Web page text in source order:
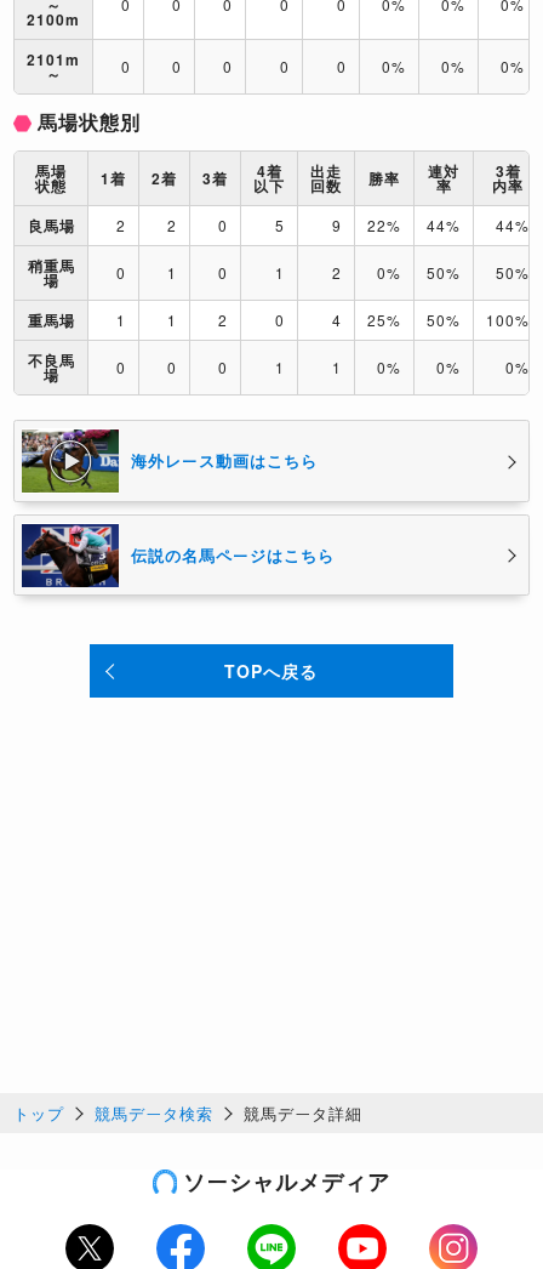
～
2100m
0 0 0 0 0 0% 0% 0%
2101m
～ 0 0 0 0 0 0% 0% 0%
馬場状態別
馬場
状態 1着 2着 3着 4着
以下
出走
回数 勝率 連対
率
3着
内率
良馬場
2 2 0 5 9 22% 44% 44%
稍重馬
場 0 1 0 1 2 0% 50% 50%
重馬場 1 1 2 0 4 25% 50% 100%
不良馬
場 0 0 0 1 1 0% 0% 0%
海外レース動画はこちら
伝説の名馬ページはこちら
TOPへ戻る
トップ 競馬データ検索 競馬データ詳細
ソーシャルメディア